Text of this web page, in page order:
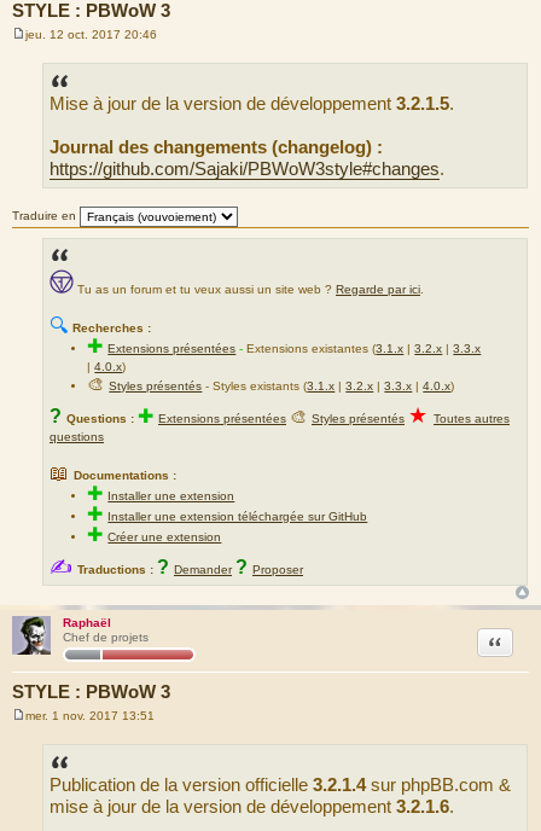
STYLE : PBWoW 3
M
jeu. 12 oct. 2017 20:46
Mise à jour de la version de développement 3.2.1.5.
Journal des changements (changelog) :
https://github.com/Sajaki/PBWoW3style#changes.
Traduire en
Tu as un forum et tu veux aussi un site web ? Regarde par ici
🔍 Recherches :
✚Extensions présentées -Extensions existantes (3.1.x |3.2.x |3.3.x
|4.0.x)
🎨Styles présentés - Styles existants (3.1.x |3.2.x |3.3.x |4.0.x)
? Questions : ✚ Extensions présentées 🎨 Styles présentés ★ Toutes autres
questions
📖 Documentations :
✚ Installer une extension
✚ Installer une extension téléchargée sur GitHub
✚Créer une extension
✍ Traductions : ? Demander ? Proposer
Raphaël
Chef de projets
STYLE : PBWoW 3
Citation
mer. 1 nov. 2017 13:51
Publication de la version officielle 3.2.1.4sur phpBB.com &
mise à jour de la version de développement 3.2.1.6.